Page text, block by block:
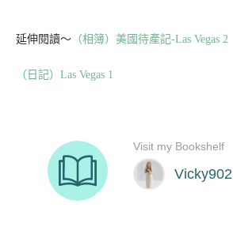
延伸閱讀～ （相簿）美國待產記-Las Vegas 2
（日記）Las Vegas 1